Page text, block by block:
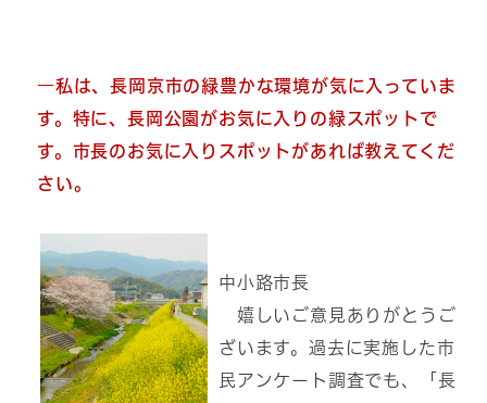
―私は、長岡京市の緑豊かな環境が気に入っていま
す。特に、長岡公園がお気に入りの緑スポットで
す。市長のお気に入りスポットがあれば教えてくだ
さい。
中小路市長
嬉しいご意見ありがとうご
ざいます。過去に実施した市
民アンケート調査でも、「長